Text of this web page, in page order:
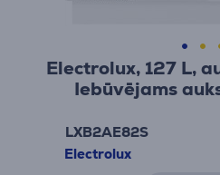
Electrolux, 127 L,
Iebūvējams
LXB2AE82S
Electrolux